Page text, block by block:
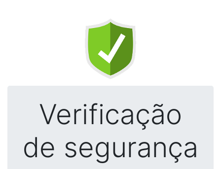
Verificação
de segurança